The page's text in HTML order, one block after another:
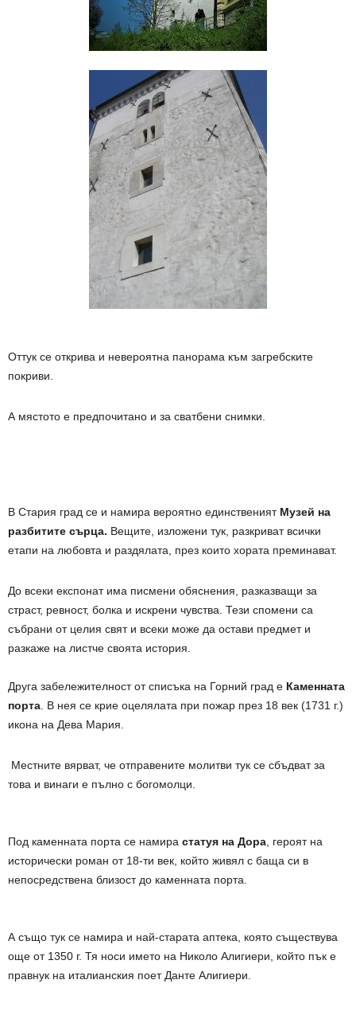
Оттук се открива и невероятна панорама към загребските
покриви.
А мястото е предпочитано и за сватбени снимки.
В Стария град се и намира вероятно единственият Музей на
разбитите сърца. Вещите, изложени тук, разкриват всички
етапи на любовта и раздялата, през които хората преминават.
До всеки експонат има писмени обяснения, разказващи за
страст, ревност, болка и искрени чувства. Тези спомени са
събрани от целия свят и всеки може да остави предмет и
разкаже на листче своята история.
Друга забележителност от списъка на Горний град е Каменната
порта . В нея се крие оцелялата при пожар през 18 век (1731 г.)
икона на Дева Мария.
Местните вярват, че отправените молитви тук се сбъдват за
това и винаги е пълно с богомолци.
Под каменната порта се намира статуя на Дора , героят на
исторически роман от 18-ти век, който живял с баща си в
непосредствена близост до каменната порта.
А също тук се намира и най-старата аптека, която съществува
още от 1350 г. Тя носи името на Николо Алигиери, който пък е
правнук на италианския поет Данте Алигиери.